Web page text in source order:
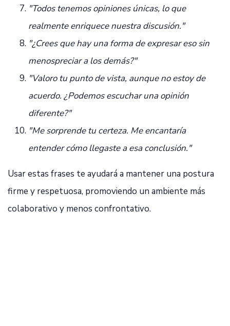
"Todos tenemos opiniones únicas, lo que
realmente enriquece nuestra discusión."
"¿Crees que hay una forma de expresar eso sin
menospreciar a los demás?"
"Valoro tu punto de vista, aunque no estoy de
acuerdo. ¿Podemos escuchar una opinión
diferente?"
"Me sorprende tu certeza. Me encantaría
entender cómo llegaste a esa conclusión."
Usar estas frases te ayudará a mantener una postura
firme y respetuosa, promoviendo un ambiente más
colaborativo y menos confrontativo.